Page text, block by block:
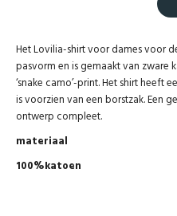
Het Lovilia-shirt voor dames voor
pasvorm en is gemaakt van zware
‘snake camo’-print. Het shirt heeft
is voorzien van een borstzak. Een
ontwerp compleet.
materiaal
100%katoen